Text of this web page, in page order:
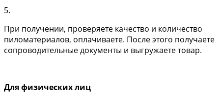
5.
При получении, проверяете качество и количество
пиломатериалов, оплачиваете. После этого получаете
сопроводительные документы и выгружаете товар.
Для физических лиц